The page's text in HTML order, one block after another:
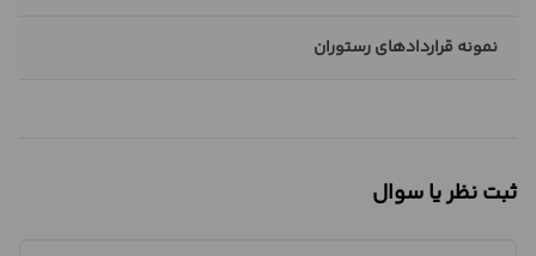
نمونه قراردادهای رستوران
ثبت نظر یا سوال